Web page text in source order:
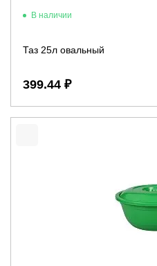
В наличии
Таз 25л овальный
399.44 ₽